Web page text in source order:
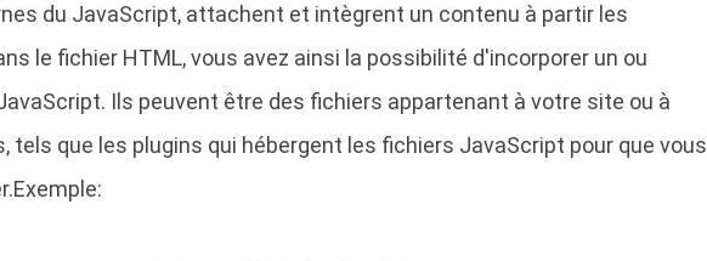
du JavaScript, attachent et intègrent un contenu à partir les
le fichier HTML, vous avez ainsi la possibilité d'incorporer un ou
Ils peuvent être des fichiers appartenant à votre site ou à
tels que les plugins qui hébergent les fichiers JavaScript pour que vous